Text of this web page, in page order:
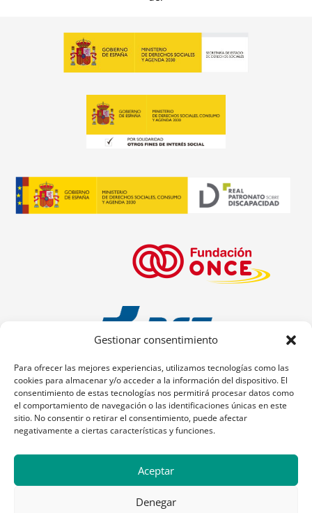
Gestionar consentimiento
Para ofrecer las mejores experiencias, utilizamos tecnologías como las
cookies para almacenar y/o acceder a la información del dispositivo. El
consentimiento de estas tecnologías nos permitirá procesar datos como
el comportamiento de navegación o las identificaciones únicas en este
sitio. No consentir o retirar el consentimiento, puede afectar
negativamente a ciertas características y funciones.
Aceptar
Denegar